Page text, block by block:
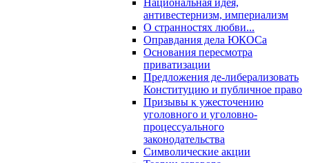
Национальная идея,
антивестернизм, империализм
О странностях любви...
Оправдания дела ЮКОСа
Основания пересмотра
приватизации
Предложения де-либерализовать
Конституцию и публичное право
Призывы к ужесточению
уголовного и уголовно-
процессуального
законодательства
Символические акции